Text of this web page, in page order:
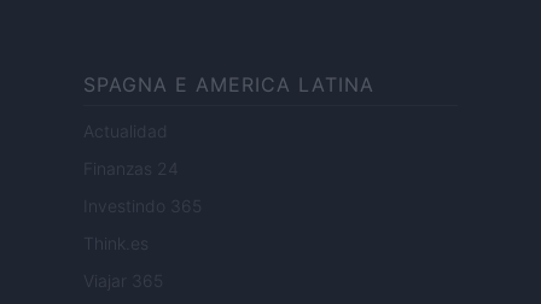
SPAGNA E AMERICA LATINA
Actualidad
Finanzas 24
Investindo 365
Think.es
Viajar 365